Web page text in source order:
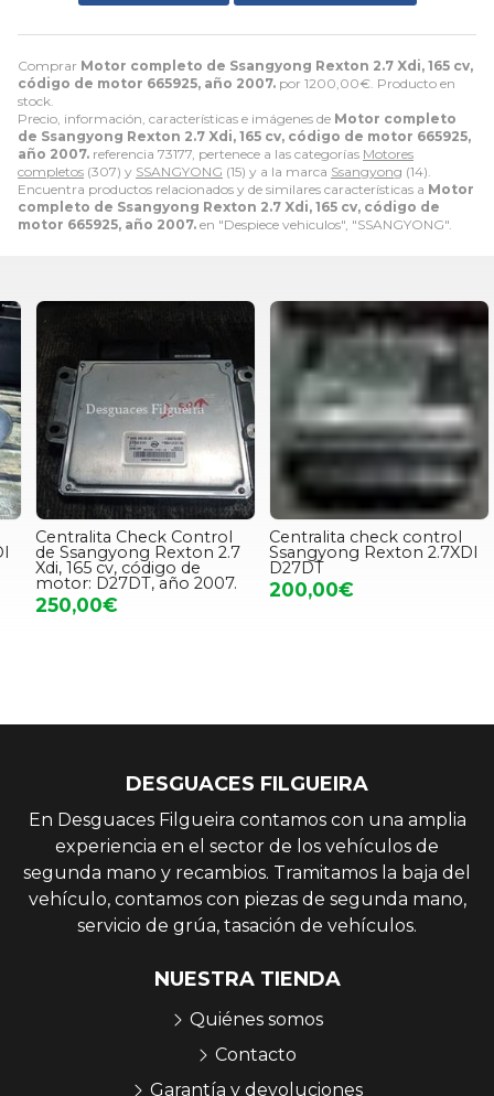
Comprar Motor completo de Ssangyong Rexton 2.7 Xdi, 165 cv,
código de motor 665925, año 2007. por 1200,00€ . Producto en
stock.
Precio, información, características e imágenes de Motor completo
de Ssangyong Rexton 2.7 Xdi, 165 cv, código de motor 665925,
año 2007. referencia 73177, pertenece a las categorías Motores
completos (307) y SSANGYONG (15) y a la marca Ssangyong (14).
Encuentra productos relacionados y de similares características a Motor
completo de Ssangyong Rexton 2.7 Xdi, 165 cv, código de
motor 665925, año 2007. en "Despiece vehiculos", "SSANGYONG".
Centralita Check Control
de Ssangyong Rexton 2.7
Xdi, 165 cv, código de
motor: D27DT, año 2007.
250,00€
Centralita check control
Ssangyong Rexton 2.7XDI
D27DT
200,00€
DESGUACES FILGUEIRA
En Desguaces Filgueira contamos con una amplia
experiencia en el sector de los vehículos de
segunda mano y recambios. Tramitamos la baja del
vehículo, contamos con piezas de segunda mano,
servicio de grúa, tasación de vehículos.
NUESTRA TIENDA
Quiénes somos
Contacto
Garantía y devoluciones